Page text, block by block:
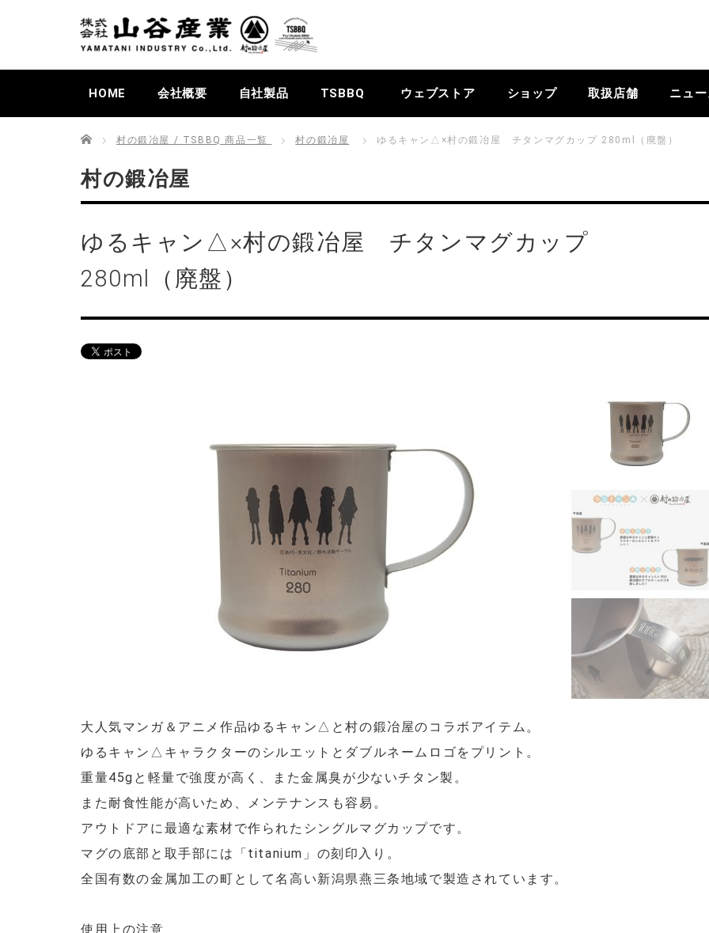
HOME 会社概要 自社製品 TSBBQ ウェブストア ショップ 取扱店舗 ニュ
Home 村の鍛冶屋 / TSBBQ 商品一覧 村の鍛冶屋 ゆるキャン△×村の鍛冶屋 チタンマグカップ 280ml（廃盤）
村の鍛冶屋
ゆるキャン△×村の鍛冶屋 チタンマグカップ
280ml（廃盤）
大人気マンガ＆アニメ作品ゆるキャン△と村の鍛冶屋のコラボアイテム。
ゆるキャン△キャラクターのシルエットとダブルネームロゴをプリント。
重量45gと軽量で強度が高く、また金属臭が少ないチタン製。
また耐食性能が高いため、メンテナンスも容易。
アウトドアに最適な素材で作られたシングルマグカップです。
マグの底部と取手部には「titanium」の刻印入り。
全国有数の金属加工の町として名高い新潟県燕三条地域で製造されています。
使用上の注意